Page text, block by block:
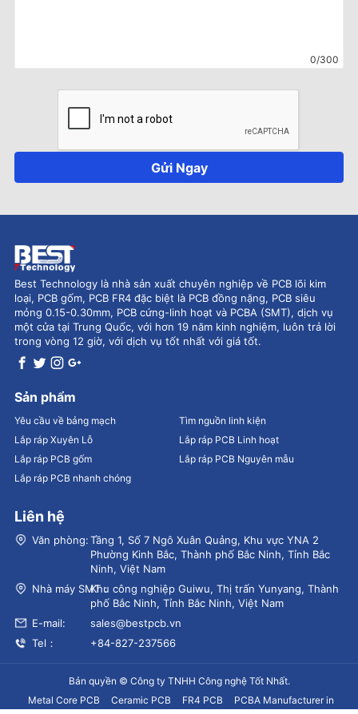
0/300
Gửi Ngay
Best Technology là nhà sản xuất chuyên nghiệp về PCB lõi kim
loại, PCB gốm, PCB FR4 đặc biệt là PCB đồng nặng, PCB siêu
mỏng 0.15-0.30mm, PCB cứng-linh hoạt và PCBA (SMT), dịch vụ
một cửa tại Trung Quốc, với hơn 19 năm kinh nghiệm, luôn trả lời
trong vòng 12 giờ, với dịch vụ tốt nhất với giá tốt.
Sản phẩm
Yêu cầu về bảng mạch
Tìm nguồn linh kiện
Lắp ráp Xuyên Lỗ
Lắp ráp PCB Linh hoạt
Lắp ráp PCB gốm
Lắp ráp PCB Nguyên mẫu
Lắp ráp PCB nhanh chóng
Liên hệ
Văn phòng:Tầng 1, Số 7 Ngô Xuân Quảng, Khu vực YNA 2
Phường Kinh Bắc, Thành phố Bắc Ninh, Tỉnh Bắc
Ninh, Việt Nam
Nhà máy SMT：Khu công nghiệp Guiwu, Thị trấn Yunyang, Thành
phố Bắc Ninh, Tỉnh Bắc Ninh, Việt Nam
E-mail:
sales@bestpcb.vn
Tel：
+84-827-237566
Bản quyền © Công ty TNHH Công nghệ Tốt Nhất.
Metal Core PCB
Ceramic PCB FR4 PCB
PCBA Manufacturer in